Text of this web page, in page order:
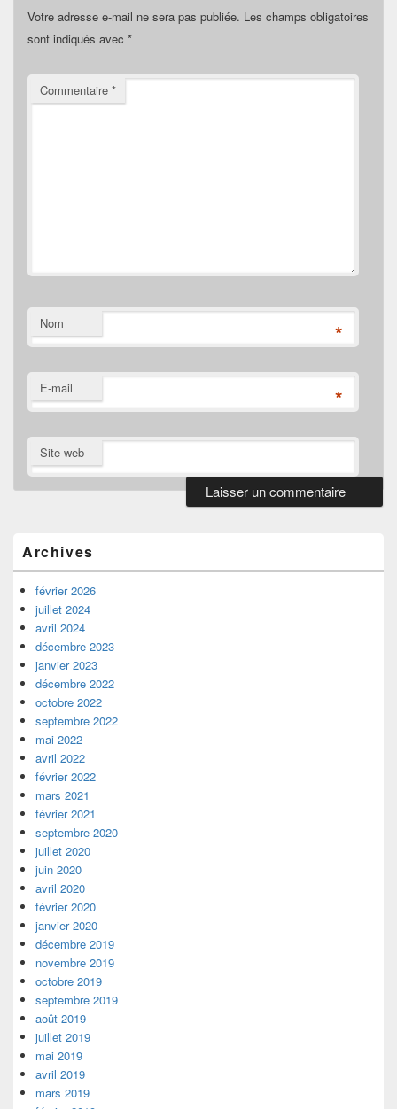
Votre adresse e-mail ne sera pas publiée. Les champs obligatoires
sont indiqués avec *
Commentaire *
Nom *
E-mail *
Site web
widget
pour
la
barre
latérale
Archives
février 2026
juillet 2024
avril 2024
décembre 2023
janvier 2023
décembre 2022
octobre 2022
septembre 2022
mai 2022
avril 2022
février 2022
mars 2021
février 2021
septembre 2020
juillet 2020
juin 2020
avril 2020
février 2020
janvier 2020
décembre 2019
novembre 2019
octobre 2019
septembre 2019
août 2019
juillet 2019
mai 2019
avril 2019
mars 2019